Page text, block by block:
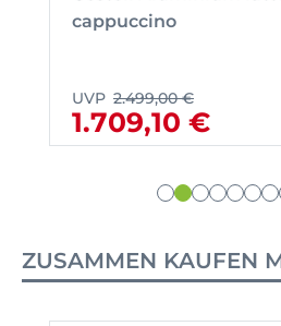
cappuccino
UVP 2.499,00 €
1.709,10 €
ZUSAMMEN KAUFEN